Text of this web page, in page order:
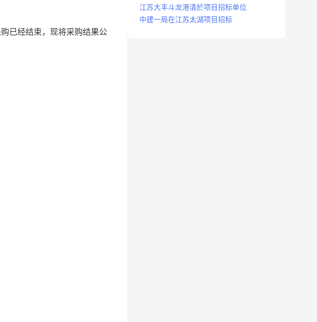
已经结束，现将采购结果公
江苏大丰斗龙港清於项目招标单位
中建一局在江苏太湖项目招标